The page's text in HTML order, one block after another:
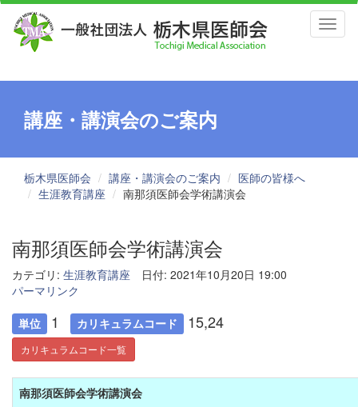
講座・講演会のご案内
栃木県医師会 講座・講演会のご案内
医師の皆様へ
生涯教育講座
南那須医師会学術講演会
南那須医師会学術講演会
カテゴリ: 生涯教育講座
日付: 2021年10月20日 19:00
パーマリンク
単位 1 カリキュラムコード 15,24
カリキュラムコード一覧
南那須医師会学術講演会